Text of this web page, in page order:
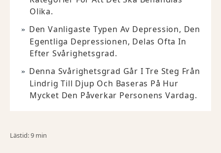
Olika.
Den Vanligaste Typen Av Depression, Den
Egentliga Depressionen, Delas Ofta In
Efter Svårighetsgrad.
Denna Svårighetsgrad Går I Tre Steg Från
Lindrig Till Djup Och Baseras På Hur
Mycket Den Påverkar Personens Vardag.
Lästid: 9 min